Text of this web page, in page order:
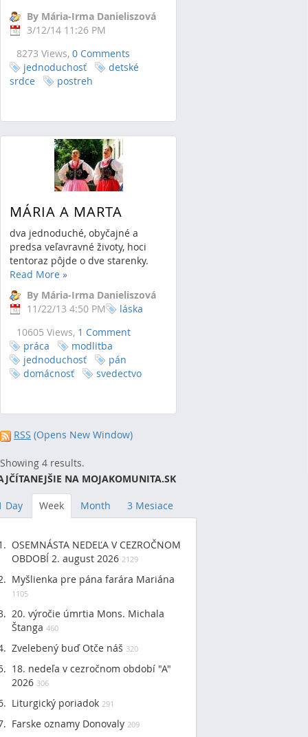
By Mária-Irma Danieliszová
3/12/14 11:26 PM
8273 Views, 0 Comments
jednoduchosť
detské
srdce
postreh
MÁRIA A MARTA
dva jednoduché, obyčajné a
predsa veľavravné životy, hoci
tentoraz pôjde o dve starenky.
Read More »
By Mária-Irma Danieliszová
11/22/13 4:50 PM
10605 Views, 1 Comment
láska
práca
modlitba
jednoduchosť
pán
domácnosť
svedectvo
RSS (Opens New Window)
Showing 4 results.
NA MOJAKOMUNITA.SK
Day Week Month 3 Mesiace
OSEMNÁSTA NEDEĽA V CEZROČNOM
OBDOBÍ 2. august 2026 2129
Myšlienka pre pána farára Mariána
1105
20. výročie úmrtia Mons. Michala
Štanga 460
Zvelebený buď Otče náš 320
18. nedeľa v cezročnom období "A"
2026 306
Liturgický poriadok 291
Farske oznamy Donovaly 209